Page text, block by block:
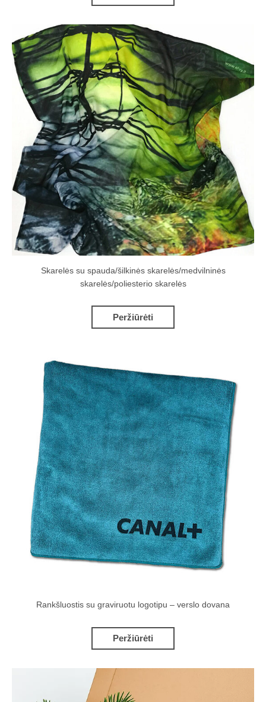
Skarelės su spauda/šilkinės skarelės/medvilninės
skarelės/poliesterio skarelės
Peržiūrėti
Rankšluostis su graviruotu logotipu – verslo dovana
Peržiūrėti